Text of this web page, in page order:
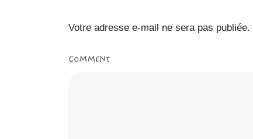
Votre adresse e-mail ne sera pas publiée.
Comment